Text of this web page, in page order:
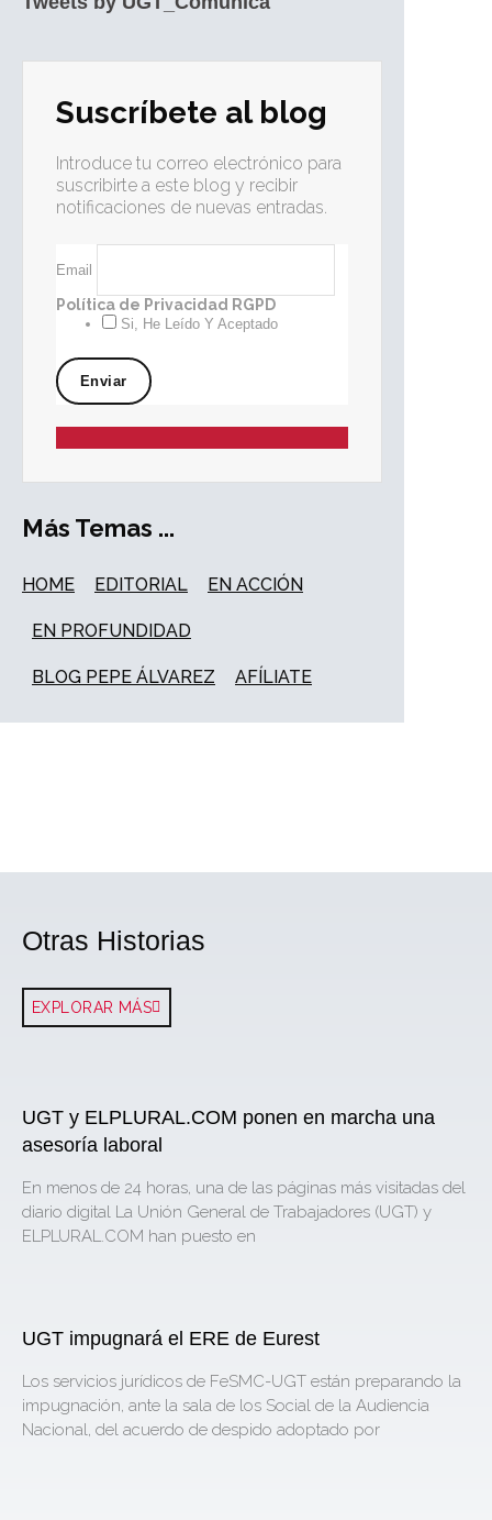
Suscríbete al blog
Introduce tu correo electrónico para
suscribirte a este blog y recibir
notificaciones de nuevas entradas.
Email
Política de Privacidad RGPD
Si, He Leído Y Aceptado
Más Temas ...
HOME EDITORIAL EN ACCIÓN
EN PROFUNDIDAD
BLOG PEPE ÁLVAREZ AFÍLIATE
Otras Historias
EXPLORAR MÁS
UGT y ELPLURAL.COM ponen en marcha una
asesoría laboral
En menos de 24 horas, una de las páginas más visitadas del
diario digital La Unión General de Trabajadores (UGT) y
ELPLURAL.COM han puesto en
UGT impugnará el ERE de Eurest
Los servicios jurídicos de FeSMC-UGT están preparando la
impugnación, ante la sala de los Social de la Audiencia
Nacional, del acuerdo de despido adoptado por